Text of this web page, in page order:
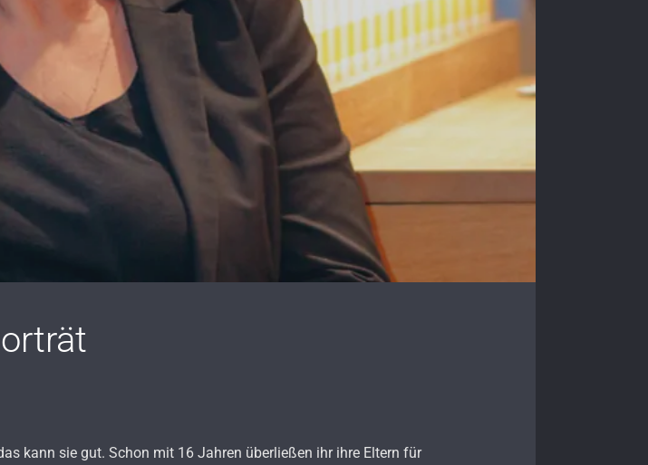
kann sie gut. Schon mit 16 Jahren überließen ihr ihre Eltern für